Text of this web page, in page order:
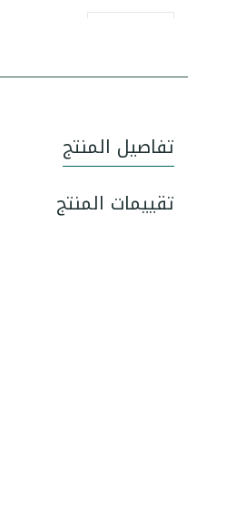
تفاصيل المنتج
تقييمات المنتج